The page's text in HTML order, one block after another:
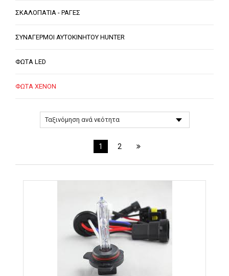
1 2
ΣΚΑΛΟΠΑΤΙΑ - ΡΑΓΕΣ
ΣΥΝΑΓΕΡΜΟΙ ΑΥΤΟΚΙΝΗΤΟΥ HUNTER
ΦΩΤΑ LED
ΦΩΤΑ XENON